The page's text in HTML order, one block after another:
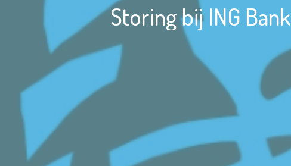
Storing bij ING Bank